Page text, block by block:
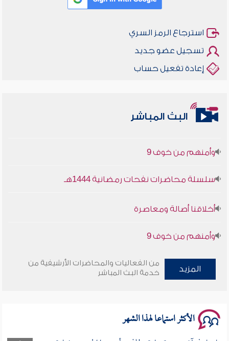
استرجاع الرمز السري
تسجيل عضو جديد
إعادة تفعيل حساب
البث المباشر
أخلاقنا أصالة ومعاصرة
المزيد
من الفعاليات والمحاضرات الأرشيفية من
خدمة البث المباشر
الأكثر استماعا لهذا الشهر